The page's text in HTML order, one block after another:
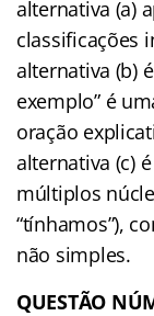
alternativa (a)
classificações
alternativa (b)
exemplo” é
oração
alternativa (c)
múltiplos
“tínhamos”),
não simples.
QUESTÃO